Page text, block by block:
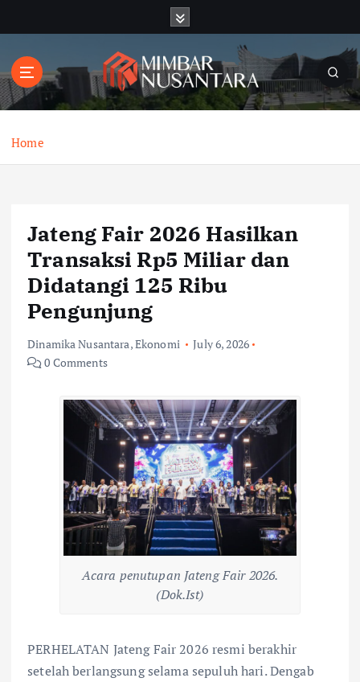
t
o
Home
Jateng Fair 2026 Hasilkan
Transaksi Rp5 Miliar dan
Didatangi 125 Ribu
Pengunjung
Dinamika Nusantara,Ekonomi
July 6, 2026
0 Comments
Acara penutupan Jateng Fair 2026.
(Dok.Ist)
PERHELATAN Jateng Fair 2026 resmi berakhir
setelah berlangsung selama sepuluh hari. Dengab